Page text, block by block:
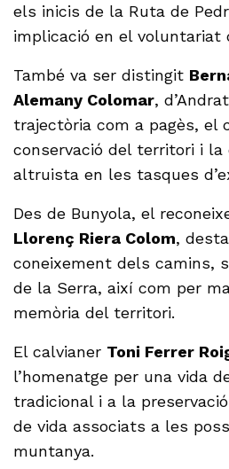
els inicis de la Ruta de
implicació en el voluntariat
També va ser distingit
Alemany Colomar,
trajectòria com a pagès, el
conservació del territori i la
altruista en les tasques
Des de Bunyola, el
Llorenç Riera Colom,
coneixement dels camins,
de la Serra, així com per
memòria del territori.
El calvianer Toni Ferrer
l’homenatge per una vida
tradicional i a la
de vida associats a les
muntanya.